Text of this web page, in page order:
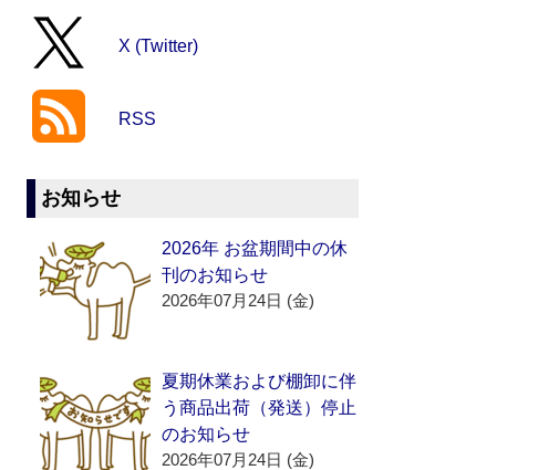
X (Twitter)
RSS
お知らせ
2026年 お盆期間中の休
刊のお知らせ
2026年07月24日 (金)
夏期休業および棚卸に伴
う商品出荷（発送）停止
のお知らせ
2026年07月24日 (金)